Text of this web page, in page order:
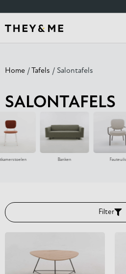
Home / Tafels / Salontafels
SALONTAFELS
Banken Fauteuils
Filter